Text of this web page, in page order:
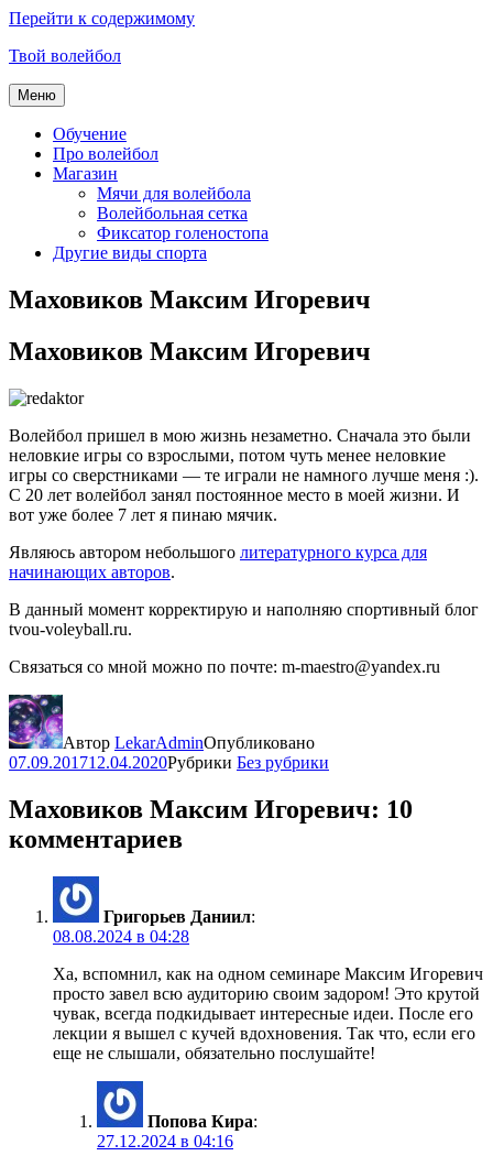
Перейти к содержимому
Твой волейбол
Меню
Обучение
Про волейбол
Магазин
Мячи для волейбола
Волейбольная сетка
Фиксатор голеностопа
Другие виды спорта
Маховиков Максим Игоревич
Маховиков Максим Игоревич
Волейбол пришел в мою жизнь незаметно. Сначала это были
неловкие игры со взрослыми, потом чуть менее неловкие
игры со сверстниками — те играли не намного лучше меня :).
С 20 лет волейбол занял постоянное место в моей жизни. И
вот уже более 7 лет я пинаю мячик.
Являюсь автором небольшого литературного курса для
начинающих авторов.
В данный момент корректирую и наполняю спортивный блог
tvou-voleyball.ru.
Связаться со мной можно по почте: m-maestro@yandex.ru
Автор LekarAdminОпубликовано
07.09.201712.04.2020Рубрики Без рубрики
Маховиков Максим Игоревич: 10
комментариев
Григорьев Даниил:
08.08.2024 в 04:28
Ха, вспомнил, как на одном семинаре Максим Игоревич
просто завел всю аудиторию своим задором! Это крутой
чувак, всегда подкидывает интересные идеи. После его
лекции я вышел с кучей вдохновения. Так что, если его
еще не слышали, обязательно послушайте!
Попова Кира:
27.12.2024 в 04:16